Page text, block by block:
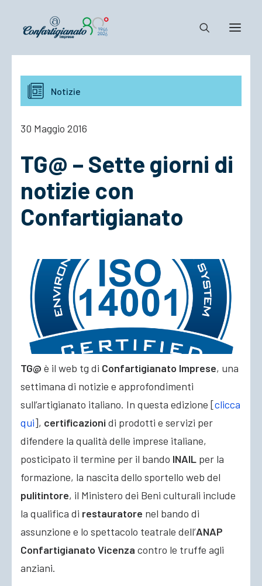
Notizie e Documenti
Confartigianato
Cosa Facciamo
ACCEDI
Notizie
30 Maggio 2016
TG@ – Sette giorni di
notizie con
Confartigianato
TG@ è il web tg di Confartigianato Imprese, una
settimana di notizie e approfondimenti
sull’artigianato italiano. In questa edizione [clicca
qui], certificazioni di prodotti e servizi per
difendere la qualità delle imprese italiane,
posticipato il termine per il bando INAIL per la
formazione, la nascita dello sportello web del
pulitintore, il Ministero dei Beni culturali include
la qualifica di restauratore nel bando di
assunzione e lo spettacolo teatrale dell’ANAP
Confartigianato Vicenza contro le truffe agli
anziani.